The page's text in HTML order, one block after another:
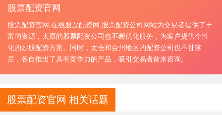
股票配资官网
股票配资官网,在线股票配资网,股票配资公司网站为交易者提供了丰
富的资源，太原的股票配资公司也不断优化服务，为客户提供个性
化的炒股配资方案。同时，太仓和台州地区的配资公司也不甘落
后，各自推出了具有竞争力的产品，吸引交易者前来咨询。
股票配资官网 相关话题